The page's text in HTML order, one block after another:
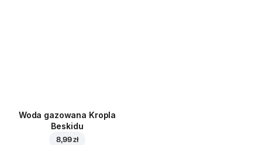
Woda gazowana Kropla
Beskidu
8,99 zł